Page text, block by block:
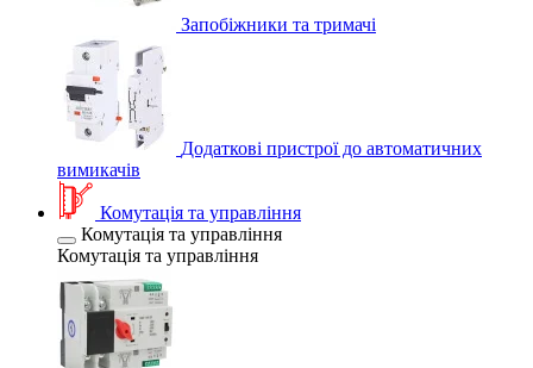
Запобіжники та тримачі
Додаткові пристрої до автоматичних
вимикачів
Комутація та управління
Комутація та управління
Комутація та управління